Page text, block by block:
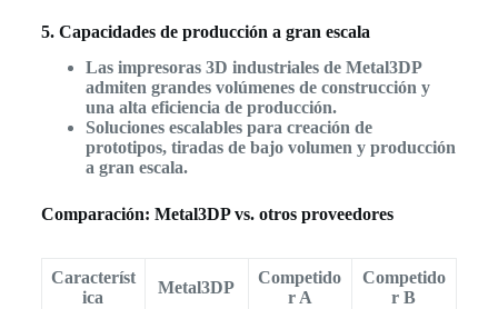
5. Capacidades de producción a gran escala
Las impresoras 3D industriales de Metal3DP
admiten grandes volúmenes de construcción y
una alta eficiencia de producción.
Soluciones escalables para creación de
prototipos, tiradas de bajo volumen y producción
a gran escala.
Comparación: Metal3DP vs. otros proveedores
Característ
ica
Metal3DP
Competido
r A
Competido
r B